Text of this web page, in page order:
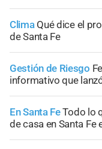
Clima Qué dice el
de Santa Fe
Gestión de Riesgo
informativo que
En Santa FeTodo lo
de casa en Santa